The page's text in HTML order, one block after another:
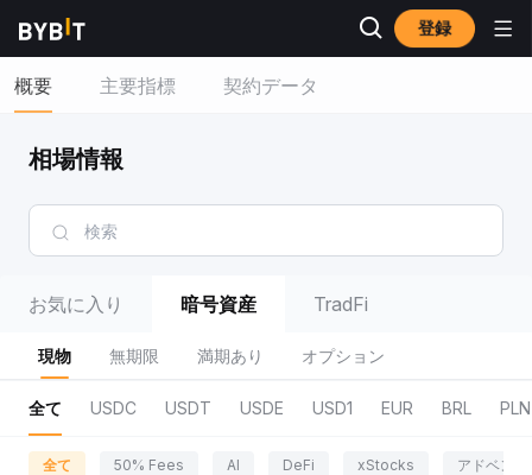
登録
概要 主要指標 契約データ
相場情報
お気に入り 暗号資産 TradFi
現物 無期限 満期あり オプション
全て USDC USDT USDE USD1 EUR BRL PLN
全て 50% Fees AI DeFi xStocks アドベン